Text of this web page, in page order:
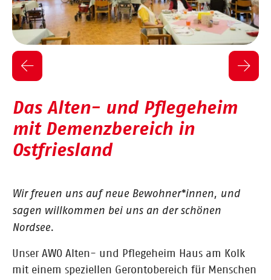
Das Alten- und Pflegeheim
mit Demenzbereich in
Ostfriesland
Wir freuen uns auf neue Bewohner*innen, und
sagen willkommen bei uns an der schönen
Nordsee.
Unser AWO Alten- und Pflegeheim Haus am Kolk
mit einem speziellen Gerontobereich für Menschen